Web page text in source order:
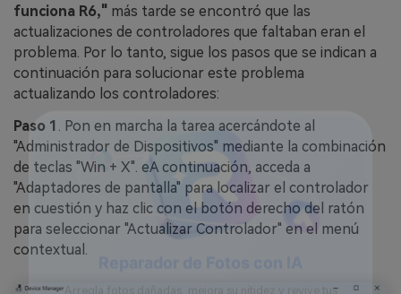
funciona R6," más tarde se encontró que las
actualizaciones de controladores que faltaban eran el
problema. Por lo tanto, sigue los pasos que se indican a
continuación para solucionar este problema
actualizando los controladores:
Paso 1 . Pon en marcha la tarea acercándote al
"Administrador de Dispositivos" mediante la combinación
de teclas "Win + X". eA continuación, acceda a
"Adaptadores de pantalla" para localizar el controlador
en cuestión y haz clic con el botón derecho del ratón
para seleccionar "Actualizar Controlador" en el menú
contextual.